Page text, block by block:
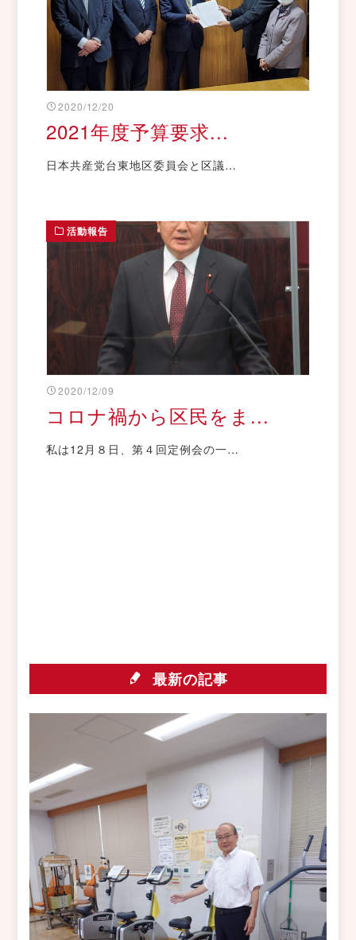
2020/12/20
2021年度予算要求...
日本共産党台東地区委員会と区議…
活動報告
2020/12/09
コロナ禍から区民をま...
私は12月８日、第４回定例会の一…
最新の記事